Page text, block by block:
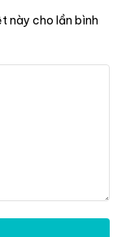
này cho lần bình